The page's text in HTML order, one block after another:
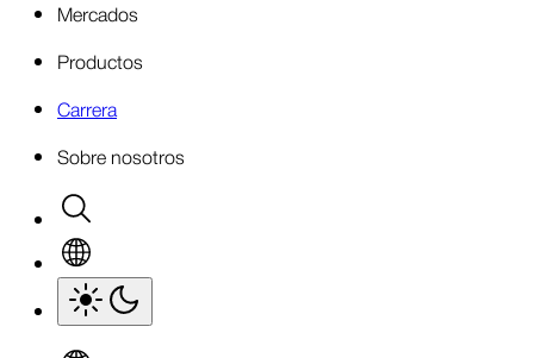
Mercados
Productos
Carrera
Sobre nosotros